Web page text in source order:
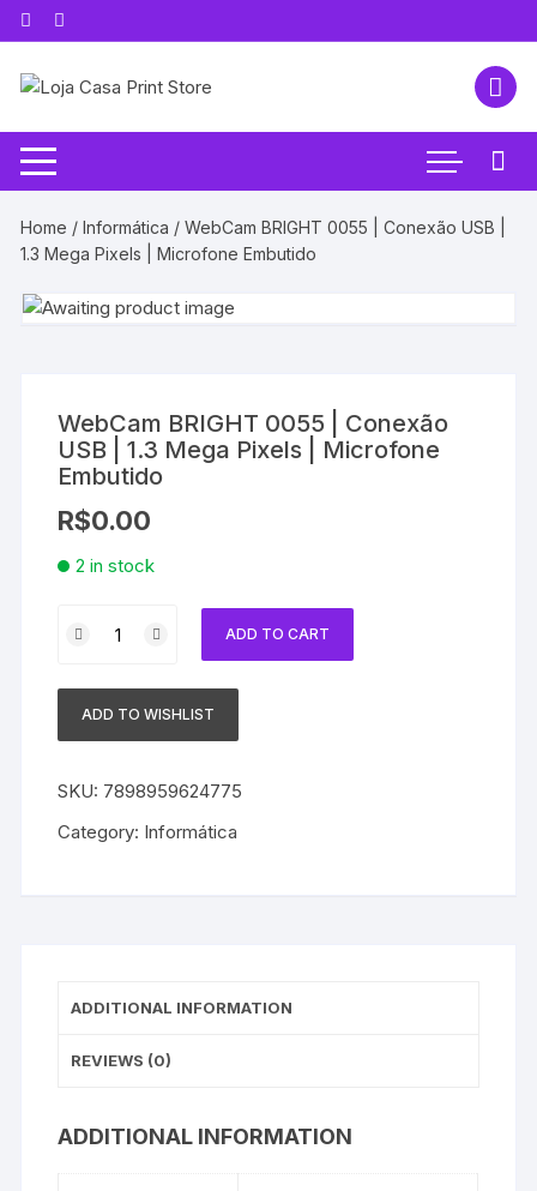
Pular
para
conteúdo
Home /Informática / WebCam BRIGHT 0055 | Conexão USB |
1.3 Mega Pixels | Microfone Embutido
WebCam BRIGHT 0055 | Conexão
USB | 1.3 Mega Pixels | Microfone
Embutido
R$0.00
2 in stock
BRIGHT
|
Mega
ADD TO CART
ADD TO WISHLIST
SKU: 7898959624775
Category: Informática
ADDITIONAL INFORMATION
REVIEWS (0)
ADDITIONAL INFORMATION